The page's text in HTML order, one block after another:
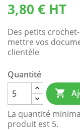
3,80 € HT
Des petits
mettre vos
clientèle
Quantité

La quantité
produit est 5.